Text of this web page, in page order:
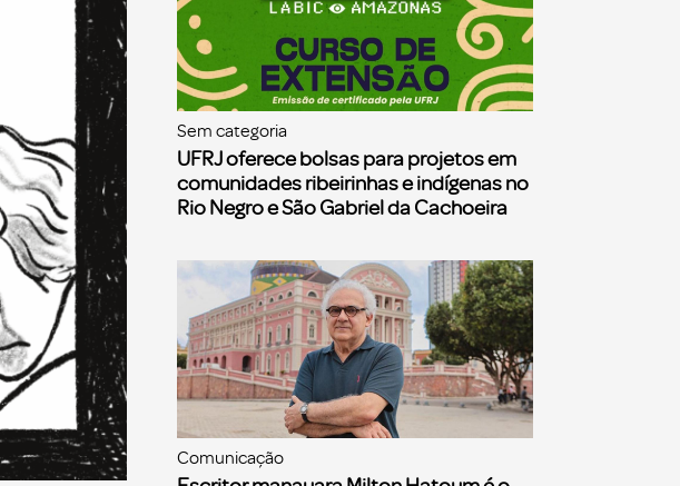
Sem categoria
UFRJ oferece bolsas para projetos em
comunidades ribeirinhas e indígenas no
Rio Negro e São Gabriel da Cachoeira
Comunicação